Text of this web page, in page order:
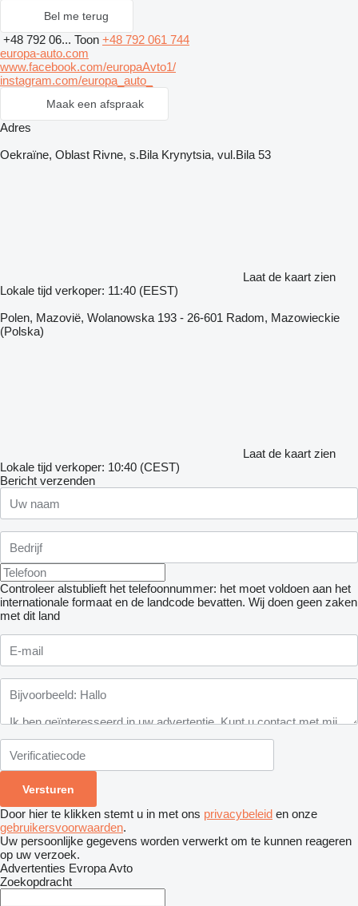
Bel me terug
+48 792 06... Toon +48 792 061 744
europa-auto.com
www.facebook.com/europaAvto1/
instagram.com/europa_auto_
Maak een afspraak
Adres
Oekraïne, Oblast Rivne, s.Bila Krynytsia, vul.Bila 53
Laat de kaart zien
Lokale tijd verkoper: 11:40 (EEST)
Polen, Mazovië, Wolanowska 193 - 26-601 Radom, Mazowieckie
(Polska)
Laat de kaart zien
Lokale tijd verkoper: 10:40 (CEST)
Bericht verzenden
Controleer alstublieft het telefoonnummer: het moet voldoen aan het
internationale formaat en de landcode bevatten. Wij doen geen zaken
met dit land
Door hier te klikken stemt u in met ons privacybeleid en onze
gebruikersvoorwaarden.
Uw persoonlijke gegevens worden verwerkt om te kunnen reageren
op uw verzoek.
Advertenties Evropa Avto
Zoekopdracht